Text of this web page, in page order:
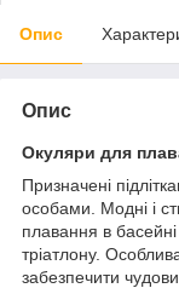
Опис
Опис
Окуляри для
Призначені
особами. Модні і
плавання в
тріатлону.
забезпечити